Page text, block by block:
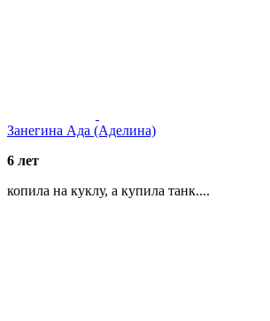
Занегина Ада (Аделина)
6 лет
копила на куклу, а купила танк....